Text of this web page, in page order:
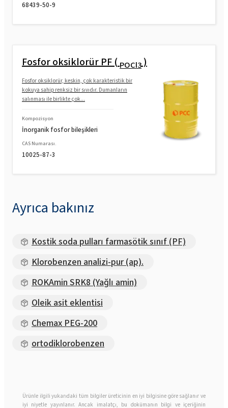
68439-50-9
Fosfor oksiklorür PF ( POCl3 )
Fosfor oksiklorür, keskin, çok karakteristik bir
kokuya sahip renksiz bir sıvıdır. Dumanların
salınması ile birlikte çok...
Kompozisyon
İnorganik fosfor bileşikleri
CAS Numarası.
10025-87-3
Ayrıca bakınız
Kostik soda pulları farmasötik sınıf (PF)
Klorobenzen analizi-pur (ap).
ROKAmin SRK8 (Yağlı amin)
Oleik asit eklentisi
Chemax PEG-200
ortodiklorobenzen
Ürünle ilgili yukarıdaki tüm bilgiler üreticinin en iyi bilgisine göre sağlanır ve
iyi niyetle yayınlanır. Ancak imalatçı, bu dokümanın bilgi ve içeriğinin